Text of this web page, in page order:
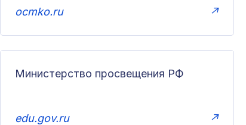
ocmko.ru ↗
Министерство просвещения РФ
edu.gov.ru ↗